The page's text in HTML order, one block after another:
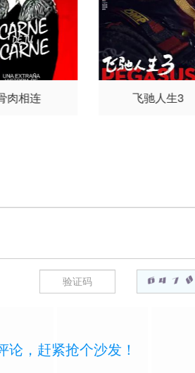
肉相连 飞驰人生3
，赶紧抢个沙发！